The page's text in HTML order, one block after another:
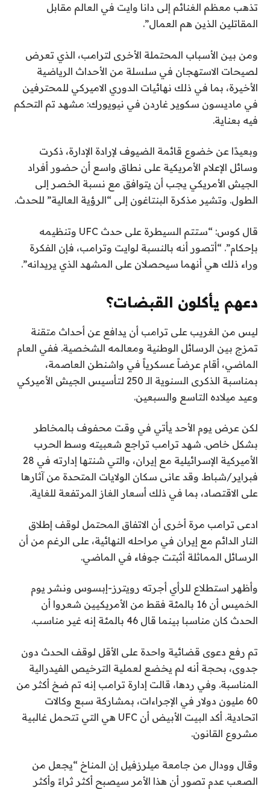
تذهب معظم الغنائم إلى دانا وايت في العالم مقابل
المقاتلين الذين هم العمال”.
ومن بين الأسباب المحتملة الأخرى لترامب، الذي تعرض
لصيحات الاستهجان في سلسلة من الأحداث الرياضية
الأخيرة، بما في ذلك نهائيات الدوري الاميركي للمحترفين
في ماديسون سكوير غاردن في نيويورك: مشهد تم التحكم
فيه بعناية.
وبعيدًا عن خضوع قائمة الضيوف لإرادة الإدارة، ذكرت
وسائل الإعلام الأمريكية على نطاق واسع أن حضور أفراد
الجيش الأمريكي يجب أن يتوافق مع نسبة الخصر إلى
الطول. وتشير مذكرة البنتاغون إلى “الرؤية العالية” للحدث.
قال كوس: “ستتم السيطرة على حدث UFC وتنظيمه
بإحكام”. “أتصور أنه بالنسبة لوايت وترامب، فإن الفكرة
وراء ذلك هي أنهما سيحصلان على المشهد الذي يريدانه”.
دعهم يأكلون القبضات؟
ليس من الغريب على ترامب أن يدافع عن أحداث متقنة
تمزج بين الرسائل الوطنية ومعالمه الشخصية. ففي العام
الماضي، أقام عرضاً عسكرياً في واشنطن العاصمة،
بمناسبة الذكرى السنوية الـ 250 لتأسيس الجيش الأميركي
وعيد ميلاده التاسع والسبعين.
لكن عرض يوم الأحد يأتي في وقت محفوف بالمخاطر
بشكل خاص. شهد ترامب تراجع شعبيته وسط الحرب
الأميركية الإسرائيلية مع إيران، والتي شنتها إدارته في 28
فبراير/شباط. وقد عانى سكان الولايات المتحدة من آثارها
على الاقتصاد، بما في ذلك أسعار الغاز المرتفعة للغاية.
ادعى ترامب مرة أخرى أن الاتفاق المحتمل لوقف إطلاق
النار الدائم مع إيران في مراحله النهائية، على الرغم من أن
الرسائل المماثلة أثبتت جوفاء في الماضي.
وأظهر استطلاع للرأي أجرته رويترز-إبسوس ونشر يوم
الخميس أن 16 بالمئة فقط من الأمريكيين شعروا أن
الحدث كان مناسبا بينما قال 46 بالمئة إنه غير مناسب.
تم رفع دعوى قضائية واحدة على الأقل لوقف الحدث دون
جدوى، بحجة أنه لم يخضع لعملية الترخيص الفيدرالية
المناسبة. وفي ردها، قالت إدارة ترامب إنه تم ضخ أكثر من
60 مليون دولار في الإجراءات، بمشاركة سبع وكالات
اتحادية. أكد البيت الأبيض أن UFC هي التي تتحمل غالبية
مشروع القانون.
وقال وودال من جامعة ميلرزفيل إن المناخ “يجعل من
الصعب عدم تصور أن هذا الأمر سيصبح أكثر ثراءً وأكثر